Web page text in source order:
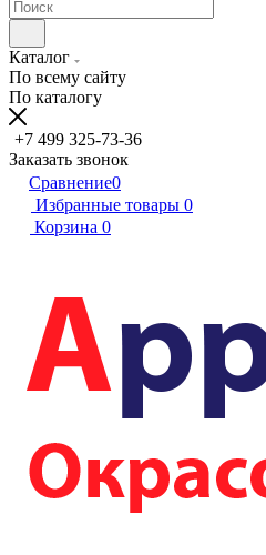
Каталог
По всему сайту
По каталогу
+7 499 325-73-36
Заказать звонок
Сравнение0
Избранные товары 0
Корзина 0